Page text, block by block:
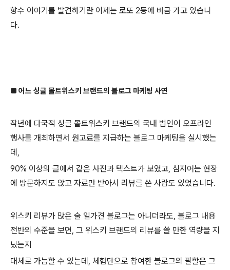
향수 이야기를 발견하기란 이제는 로또 2등에 버금 가고 있습니
다.
■ 어느 싱글 몰트위스키 브랜드의 블로그 마케팅 사연
작년에 다국적 싱글 몰트위스키 브랜드의 국내 법인이 오프라인
행사를 개최하면서 원고료를 지급하는 블로그 마케팅을 실시했는
데,
90% 이상의 글에서 같은 사진과 텍스트가 보였고, 심지어는 현장
에 방문하지도 않고 자료만 받아서 리뷰를 쓴 사람도 있었습니다.
위스키 리뷰가 많은 술 일가견 블로그는 아니더라도, 블로그 내용
전반의 수준을 보면, 그 위스키 브랜드의 리뷰를 쓸 만한 역량을 지
녔는지
대체로 가늠할 수 있는데, 체험단으로 참여한 블로그의 팔할은 그